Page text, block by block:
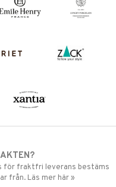
för fraktfri leverans bestäms
från. Läs mer här »